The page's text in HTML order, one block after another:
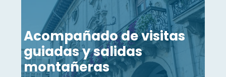
Acompañado de visitas
guiadas y salidas
montañeras